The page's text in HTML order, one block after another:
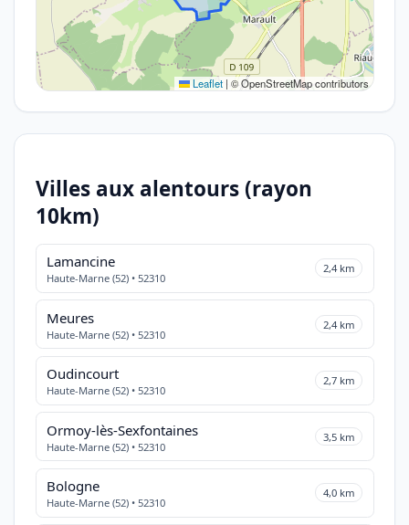
Leaflet | © OpenStreetMap contributors
Villes aux alentours (rayon
10km)
Lamancine
Haute-Marne (52) • 52310
2,4 km
Meures
Haute-Marne (52) • 52310
2,4 km
Oudincourt
Haute-Marne (52) • 52310
2,7 km
Ormoy-lès-Sexfontaines
Haute-Marne (52) • 52310
3,5 km
Bologne
Haute-Marne (52) • 52310
4,0 km